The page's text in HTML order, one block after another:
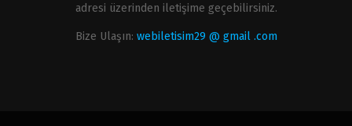
adresi üzerinden iletişime geçebilirsiniz.
Bize Ulaşın: webiletisim29 @ gmail .com